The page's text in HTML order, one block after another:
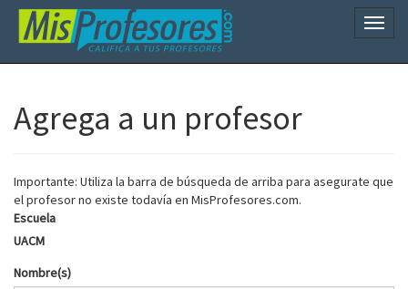
Agrega a un profesor
Importante: Utiliza la barra de búsqueda de arriba para asegurate que
el profesor no existe todavía en MisProfesores.com.
Escuela
UACM
Nombre(s)